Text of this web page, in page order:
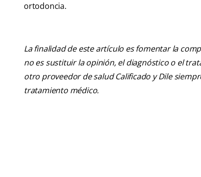
ortodoncia.
La finalidad de este artículo es fomentar la
no es sustituir la opinión, el diagnóstico o el
otro proveedor de salud Calificado y Dile
tratamiento médico.